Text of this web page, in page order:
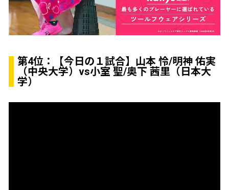
第4位：
【今日の１試合】山本 怜/明神 佑実
（中央大学）vs小室 聖/奥下 茜里（日本大
学）